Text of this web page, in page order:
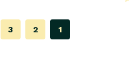
1
2
3